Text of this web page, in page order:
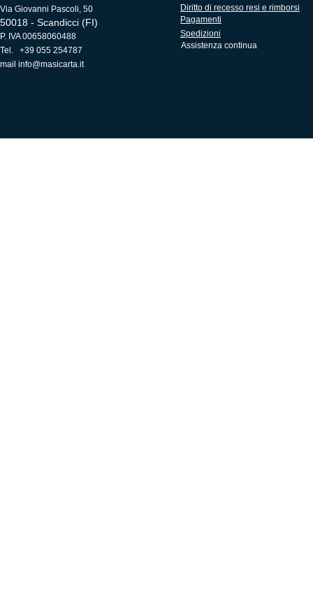
Via Giovanni Pascoli, 50
50018 - Scandicci (FI)
P. IVA 00658060488
Tel. +39 055 254787
mail info@masicarta.it
Diritto di recesso resi e rimborsi
Pagamenti
Spedizioni
Assistenza continua